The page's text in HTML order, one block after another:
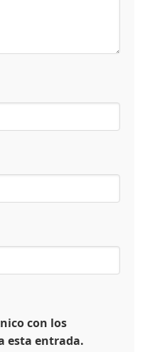
con los
esta entrada.